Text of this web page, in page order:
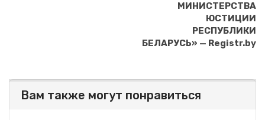
МИНИСТЕРСТВА
ЮСТИЦИИ
РЕСПУБЛИКИ
БЕЛАРУСЬ» — Registr.by
Вам также могут понравиться